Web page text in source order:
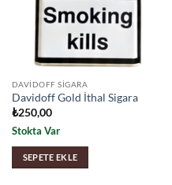
DAVIDOFF SIGARA
Davidoff Gold İthal Sigara
₺250,00
Stokta Var
SEPETE EKLE